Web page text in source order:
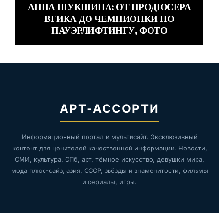
АННА ШУКШИНА: ОТ ПРОДЮСЕРА
ВГИКА ДО ЧЕМПИОНКИ ПО
ПАУЭРЛИФТИНГУ, ФОТО
АРТ-АССОРТИ
Информационный портал и мультисайт. Эксклюзивный
контент для ценителей качественной информации. Новости,
СМИ, культура, СПб, арт, тёмное искусство, девушки мира,
мода плюс-сайз, азия, СССР, звёзды и знаменитости, фильмы
и сериалы, игры.